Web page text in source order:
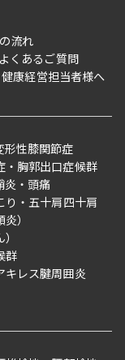
流れ
よくあるご質問
健康経営担当者様へ
形性膝関節症
胸郭出口症候群
炎
頭痛
り
五十肩四十肩
）
群
キレス腱周囲炎